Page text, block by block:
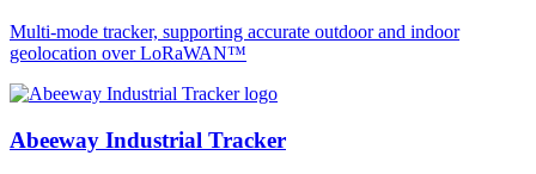
Multi-mode tracker, supporting accurate outdoor and indoor
geolocation over LoRaWAN™
Abeeway Industrial Tracker